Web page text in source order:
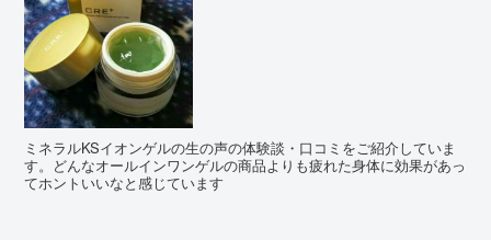
ミネラルKSイオンゲルの生の声の体験談・口コミをご紹介していま
す。どんなオールインワンゲルの商品よりも疲れた身体に効果があっ
てホントいいなと感じています